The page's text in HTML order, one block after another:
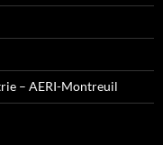
– AERI-Montreuil